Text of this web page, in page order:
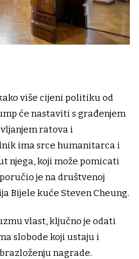
više cijeni politiku od
će nastaviti s građenjem
ratova i
ima srce humanitarca i
njega, koji može pomicati
je na društvenoj
Bijele kuće Steven Cheung.
vlast, ključno je odati
slobode koji ustaju i
nagrade.